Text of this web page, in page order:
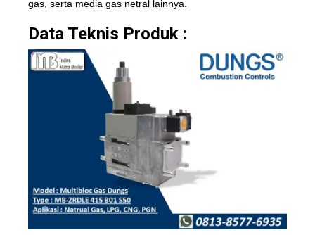
gas, serta media gas netral lainnya.
Data Teknis Produk :